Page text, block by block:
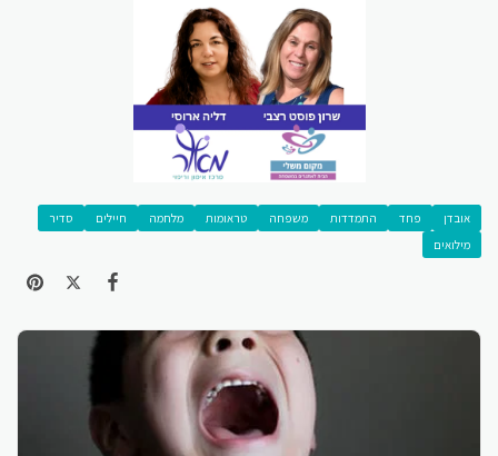
אובדן פחד התמדדות משפחה טראומות מלחמה חיילים
סדיר
מילואים